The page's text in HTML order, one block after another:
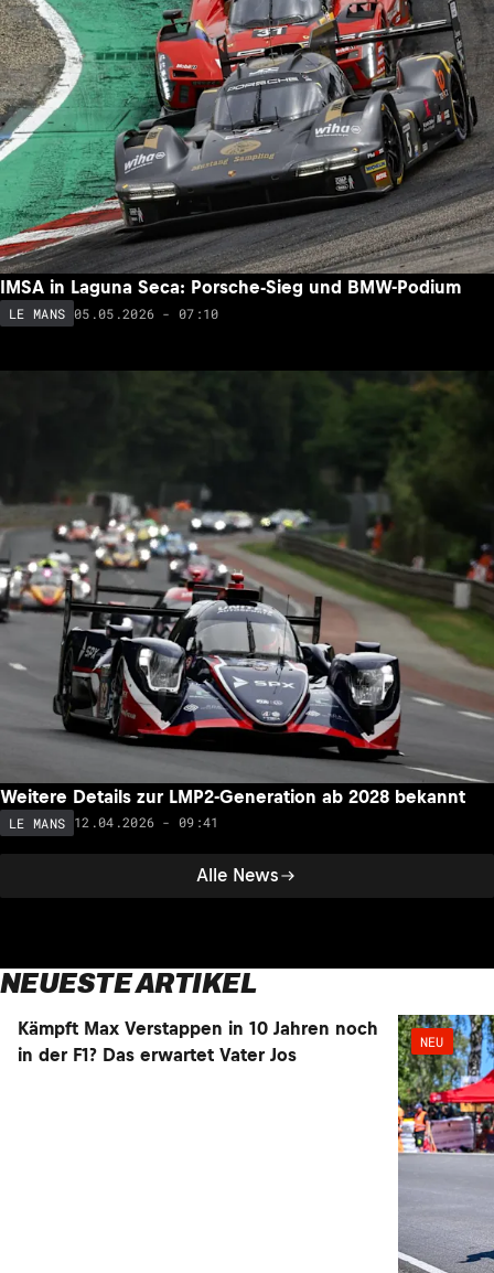
Alle News
IMSA in Laguna Seca: Porsche-Sieg und BMW-Podium
LE MANS 05.05.2026 - 07:10
Weitere Details zur LMP2-Generation ab 2028 bekannt
LE MANS 12.04.2026 - 09:41
NEUESTE ARTIKEL
NEU
Kämpft Max Verstappen in 10 Jahren noch
in der F1? Das erwartet Vater Jos
NEU